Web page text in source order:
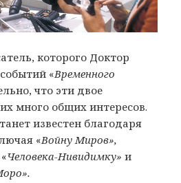
которого Доктор
«Временного
что эти двое
много общих интересов.
известен благодаря
«Войну Миров»,
«Человека-Нивидимку»и